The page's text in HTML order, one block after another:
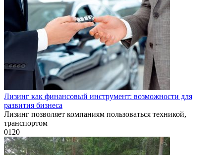
Лизинг как финансовый инструмент: возможности для
развития бизнеса
Лизинг позволяет компаниям пользоваться техникой,
транспортом
0120